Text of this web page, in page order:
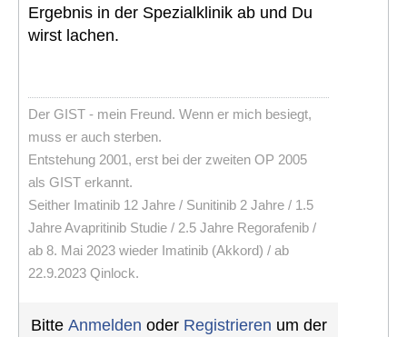
Ergebnis in der Spezialklinik ab und Du
wirst lachen.
Der GIST - mein Freund. Wenn er mich besiegt,
muss er auch sterben.
Entstehung 2001, erst bei der zweiten OP 2005
als GIST erkannt.
Seither Imatinib 12 Jahre / Sunitinib 2 Jahre / 1.5
Jahre Avapritinib Studie / 2.5 Jahre Regorafenib /
ab 8. Mai 2023 wieder Imatinib (Akkord) / ab
22.9.2023 Qinlock.
Bitte Anmelden oder Registrieren um der